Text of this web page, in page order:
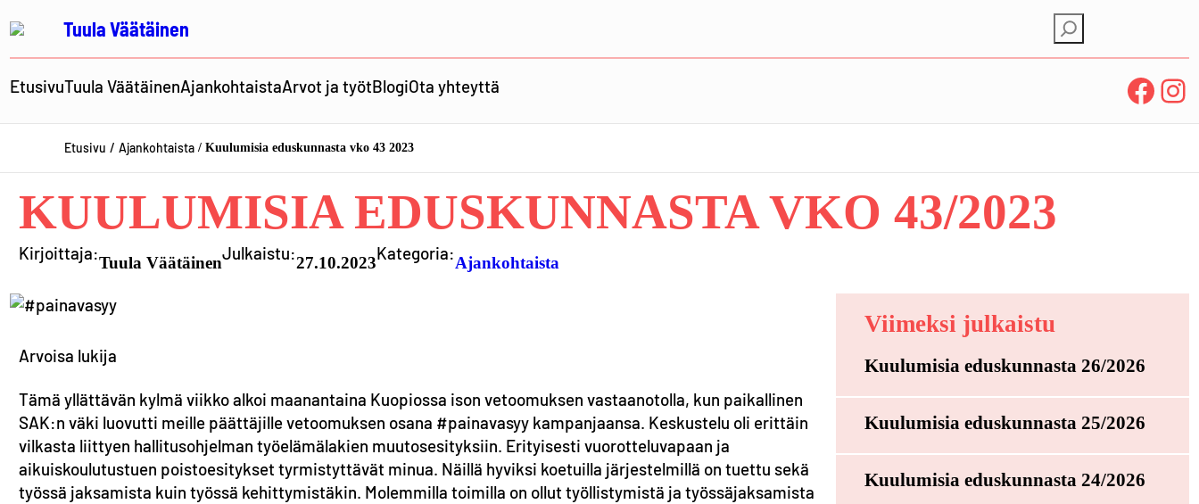
sisältöön Tuula Väätäinen
E
t
EtusivuTuula VäätäinenAjankohtaistaArvot ja työtBlogiOta yhteyttä Facebook Instagram
Etusivu Ajankohtaista Kuulumisia eduskunnasta vko 43 2023
KUULUMISIA EDUSKUNNASTA VKO 43/2023
Kirjoittaja:Tuula VäätäinenJulkaistu:27.10.2023Kategoria:Ajankohtaista
Arvoisa lukija
Tämä yllättävän kylmä viikko alkoi maanantaina Kuopiossa ison vetoomuksen vastaanotolla, kun paikallinen
SAK:n väki luovutti meille päättäjille vetoomuksen osana #painavasyy kampanjaansa. Keskustelu oli erittäin
vilkasta liittyen hallitusohjelman työelämälakien muutosesityksiin. Erityisesti vuorotteluvapaan ja
aikuiskoulutustuen poistoesitykset tyrmistyttävät minua. Näillä hyviksi koetuilla järjestelmillä on tuettu sekä
työssä jaksamista kuin työssä kehittymistäkin. Molemmilla toimilla on ollut työllistymistä ja työssäjaksamista
Viimeksi julkaistu
Kuulumisia eduskunnasta 26/2026
Kuulumisia eduskunnasta 25/2026
Kuulumisia eduskunnasta 24/2026